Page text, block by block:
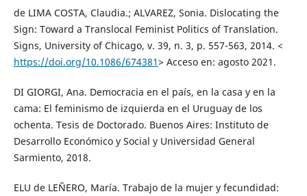
de LIMA COSTA, Claudia.; ALVAREZ, Sonia. Dislocating the
Sign: Toward a Translocal Feminist Politics of Translation.
Signs, University of Chicago, v. 39, n. 3, p. 557-563, 2014. <
https://doi.org/10.1086/674381> Acceso en: agosto 2021.
DI GIORGI, Ana. Democracia en el país, en la casa y en la
cama: El feminismo de izquierda en el Uruguay de los
ochenta. Tesis de Doctorado. Buenos Aires: Instituto de
Desarrollo Económico y Social y Universidad General
Sarmiento, 2018.
ELU de LEÑERO, María. Trabajo de la mujer y fecundidad: